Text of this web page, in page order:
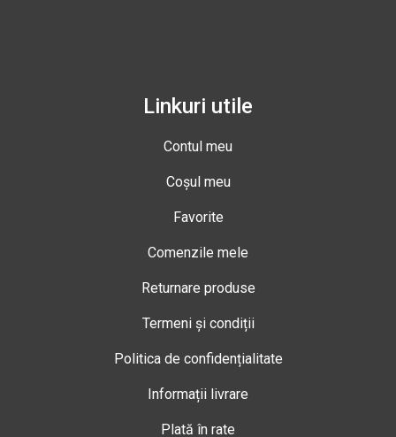
Linkuri utile
Contul meu
Coșul meu
Favorite
Comenzile mele
Returnare produse
Termeni și condiții
Politica de confidențialitate
Informații livrare
Plată în rate